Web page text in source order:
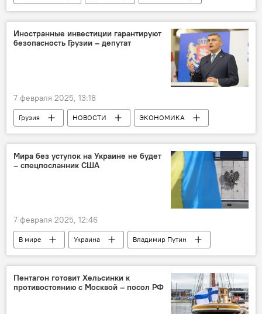
Мамука Мдинарадзе
Георгий Гахария
БДИПЧ/ОБСЕ
Иностранные инвестиции гарантируют
безопасность Грузии – депутат
7 февраля 2025, 13:18
Грузия НОВОСТИ
ЭКОНОМИКА
Мамука Мдинарадзе
Ираклий Кобахидзе
Украина
Мира без уступок на Украине не будет
– спецпосланник США
7 февраля 2025, 12:46
В мире Украина
Владимир Путин
Дональд Трамп
Сергей Лавров
НАТО
МИД России
Обострение ситуации вокруг Украины
Пентагон готовит Хельсинки к
противостоянию с Москвой – посол РФ